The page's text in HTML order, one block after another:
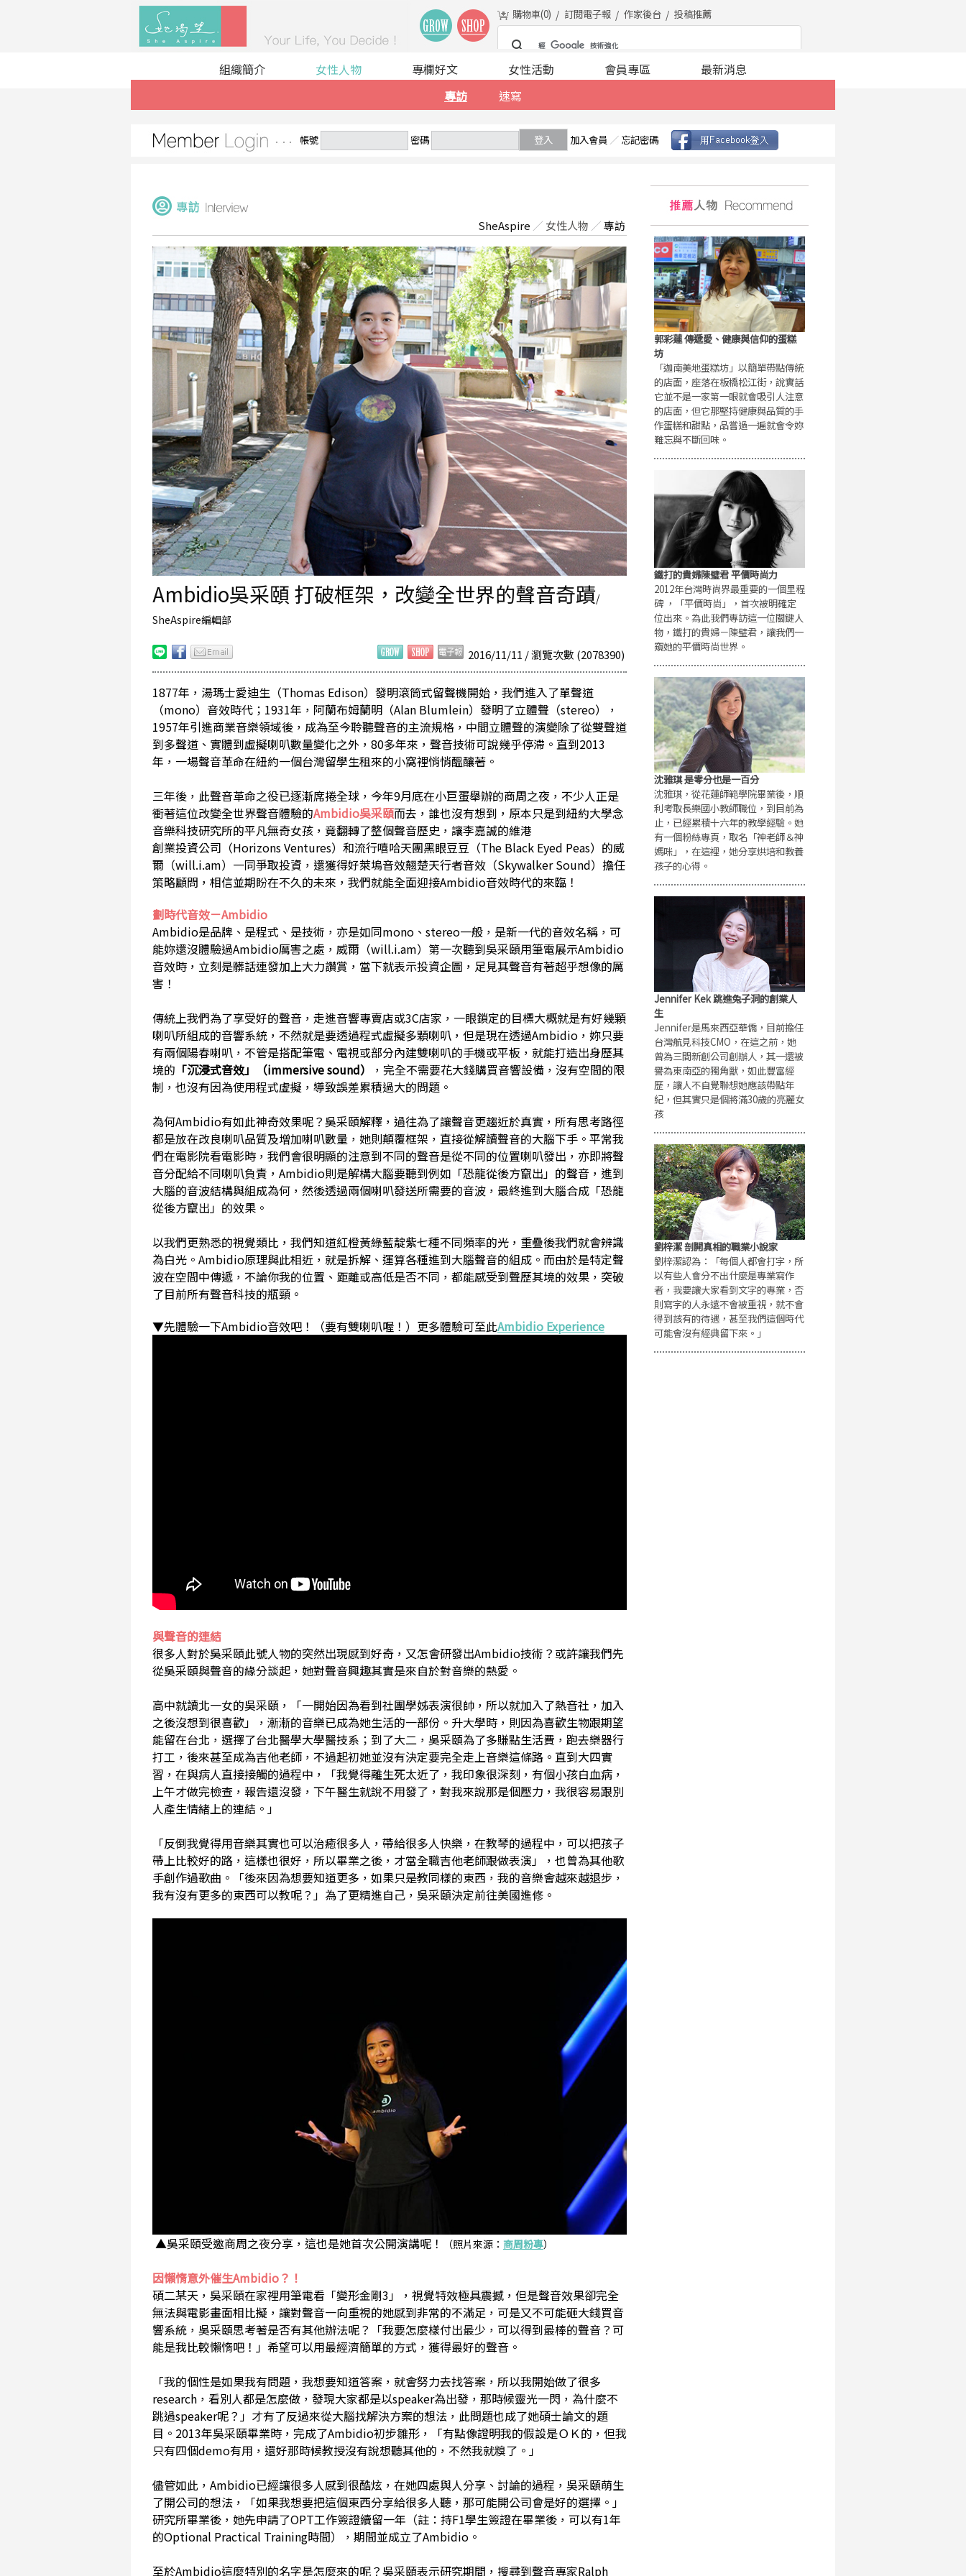
購物車(0) 訂閱電子報 作家後台 投稿推薦
組織簡介
女性人物
專訪
速寫
專欄好文 女性活動 會員專區 最新消息
帳號 密碼 登入 加入會員 ／ 忘記密碼
SheAspire ／ 女性人物 ／專訪
Ambidio吳采頤 打破框架，改變全世界的聲音奇蹟/
SheAspire編輯部
2016/11/11 / 瀏覽次數 (2078390)
1877年，湯瑪士愛迪生（Thomas Edison）發明滾筒式留聲機開始，我們進入了單聲道
（mono）音效時代；1931年，阿蘭布姆蘭明（Alan Blumlein）發明了立體聲（stereo），
1957年引進商業音樂領域後，成為至今聆聽聲音的主流規格，中間立體聲的演變除了從雙聲道
到多聲道、實體到虛擬喇叭數量變化之外，80多年來，聲音技術可說幾乎停滯。直到2013
年，一場聲音革命在紐約一個台灣留學生租來的小窩裡悄悄醞釀著。
三年後，此聲音革命之役已逐漸席捲全球，今年9月底在小巨蛋舉辦的商周之夜，不少人正是
衝著這位改變全世界聲音體驗的Ambidio吳采頤而去，誰也沒有想到，原本只是到紐約大學念
音樂科技研究所的平凡無奇女孩，竟翻轉了整個聲音歷史，讓李嘉誠的維港
創業投資公司（Horizons Ventures）和流行嘻哈天團黑眼豆豆（The Black Eyed Peas）的威
爾（will.i.am）一同爭取投資，還獲得好萊塢音效翹楚天行者音效（Skywalker Sound）擔任
策略顧問，相信並期盼在不久的未來，我們就能全面迎接Ambidio音效時代的來臨！
劃時代音效－Ambidio
Ambidio是品牌、是程式、是技術，亦是如同mono、stereo一般，是新一代的音效名稱，可
能妳還沒體驗過Ambidio厲害之處，威爾（will.i.am）第一次聽到吳采頤用筆電展示Ambidio
音效時，立刻是髒話連發加上大力讚賞，當下就表示投資企圖，足見其聲音有著超乎想像的厲
害！
傳統上我們為了享受好的聲音，走進音響專賣店或3C店家，一眼鎖定的目標大概就是有好幾顆
喇叭所組成的音響系統，不然就是要透過程式虛擬多顆喇叭，但是現在透過Ambidio，妳只要
有兩個陽春喇叭，不管是搭配筆電、電視或部分內建雙喇叭的手機或平板，就能打造出身歷其
境的 「沉浸式音效」（immersive sound）
，完全不需要花大錢購買音響設備，沒有空間的限
制，也沒有因為使用程式虛擬，導致誤差累積過大的問題。
為何Ambidio有如此神奇效果呢？吳采頤解釋，過往為了讓聲音更趨近於真實，所有思考路徑
都是放在改良喇叭品質及增加喇叭數量，她則顛覆框架，直接從解讀聲音的大腦下手。平常我
們在電影院看電影時，我們會很明顯的注意到不同的聲音是從不同的位置喇叭發出，亦即將聲
音分配給不同喇叭負責，Ambidio則是解構大腦要聽到例如「恐龍從後方竄出」的聲音，進到
大腦的音波結構與組成為何，然後透過兩個喇叭發送所需要的音波，最終進到大腦合成「恐龍
從後方竄出」的效果。
以我們更熟悉的視覺類比，我們知道紅橙黃綠藍靛紫七種不同頻率的光，重疊後我們就會辨識
為白光。Ambidio原理與此相近，就是拆解、運算各種進到大腦聲音的組成。而由於是特定聲
波在空間中傳遞，不論你我的位置、距離或高低是否不同，都能感受到聲歷其境的效果，突破
了目前所有聲音科技的瓶頸。
▼先體驗一下Ambidio音效吧！（要有雙喇叭喔！）更多體驗可至此Ambidio Experience
與聲音的連結
很多人對於吳采頤此號人物的突然出現感到好奇，又怎會研發出Ambidio技術？或許讓我們先
從吳采頤與聲音的緣分談起，她對聲音興趣其實是來自於對音樂的熱愛。
高中就讀北一女的吳采頤，「一開始因為看到社團學姊表演很帥，所以就加入了熱音社，加入
之後沒想到很喜歡」，漸漸的音樂已成為她生活的一部份。升大學時，則因為喜歡生物跟期望
能留在台北，選擇了台北醫學大學醫技系；到了大二，吳采頤為了多賺點生活費，跑去樂器行
打工，後來甚至成為吉他老師，不過起初她並沒有決定要完全走上音樂這條路。直到大四實
習，在與病人直接接觸的過程中，「我覺得離生死太近了，我印象很深刻，有個小孩白血病，
上午才做完檢查，報告還沒發，下午醫生就說不用發了，對我來說那是個壓力，我很容易跟別
人產生情緒上的連結。」
「反倒我覺得用音樂其實也可以治癒很多人，帶給很多人快樂，在教琴的過程中，可以把孩子
帶上比較好的路，這樣也很好，所以畢業之後，才當全職吉他老師跟做表演」，也曾為其他歌
手創作過歌曲。「後來因為想要知道更多，如果只是教同樣的東西，我的音樂會越來越退步，
我有沒有更多的東西可以教呢？」為了更精進自己，吳采頤決定前往美國進修。
▲吳采頤受邀商周之夜分享，這也是她首次公開演講呢！ （照片來源： 商周粉專）
因懶惰意外催生Ambidio？！
碩二某天，吳采頤在家裡用筆電看「變形金剛3」，視覺特效極具震撼，但是聲音效果卻完全
無法與電影畫面相比擬，讓對聲音一向重視的她感到非常的不滿足，可是又不可能砸大錢買音
響系統，吳采頤思考著是否有其他辦法呢？「我要怎麼樣付出最少，可以得到最棒的聲音？可
能是我比較懶惰吧！」希望可以用最經濟簡單的方式，獲得最好的聲音。
「我的個性是如果我有問題，我想要知道答案，就會努力去找答案，所以我開始做了很多
research，看別人都是怎麼做，發現大家都是以speaker為出發，那時候靈光一閃，為什麼不
跳過speaker呢？」才有了反過來從大腦找解決方案的想法，此問題也成了她碩士論文的題
目。2013年吳采頤畢業時，完成了Ambidio初步雛形，「有點像證明我的假設是ＯＫ的，但我
只有四個demo有用，還好那時候教授沒有說想聽其他的，不然我就糗了。」
儘管如此，Ambidio已經讓很多人感到很酷炫，在她四處與人分享、討論的過程，吳采頤萌生
了開公司的想法，「如果我想要把這個東西分享給很多人聽，那可能開公司會是好的選擇。」
研究所畢業後，她先申請了OPT工作簽證續留一年（註：持F1學生簽證在畢業後，可以有1年
的Optional Practical Training時間），期間並成立了Ambidio。
至於Ambidio這麼特別的名字是怎麼來的呢？吳采頤表示研究期間，搜尋到聲音專家Ralph
郭彩蓮 傳遞愛、健康與信仰的蛋糕
坊
「迦南美地蛋糕坊」以簡單帶點傳統
的店面，座落在板橋松江街，說實話
它並不是一家第一眼就會吸引人注意
的店面，但它那堅持健康與品質的手
作蛋糕和甜點，品嘗過一遍就會令妳
難忘與不斷回味。
鐵打的貴婦陳璧君 平價時尚力
2012年台灣時尚界最重要的一個里程
碑 ，「平價時尚」，首次被明確定
位出來。為此我們專訪這一位關鍵人
物，鐵打的貴婦－陳璧君，讓我們一
窺她的平價時尚世界。
沈雅琪 是零分也是一百分
沈雅琪，從花蓮師範學院畢業後，順
利考取長樂國小教師職位，到目前為
止，已經累積十六年的教學經驗。她
有一個粉絲專頁，取名「神老師＆神
媽咪」，在這裡，她分享烘培和教養
孩子的心得。
Jennifer Kek 跳進兔子洞的創業人
生
Jennifer是馬來西亞華僑，目前擔任
台灣航見科技CMO，在這之前，她
曾為三間新創公司創辦人，其一還被
譽為東南亞的獨角獸，如此豐富經
歷，讓人不自覺聯想她應該帶點年
紀，但其實只是個將滿30歲的亮麗女
孩
劉梓潔 剖開真相的職業小說家
劉梓潔認為：「每個人都會打字，所
以有些人會分不出什麼是專業寫作
者，我要讓大家看到文字的專業，否
則寫字的人永遠不會被重視，就不會
得到該有的待遇，甚至我們這個時代
可能會沒有經典留下來。」